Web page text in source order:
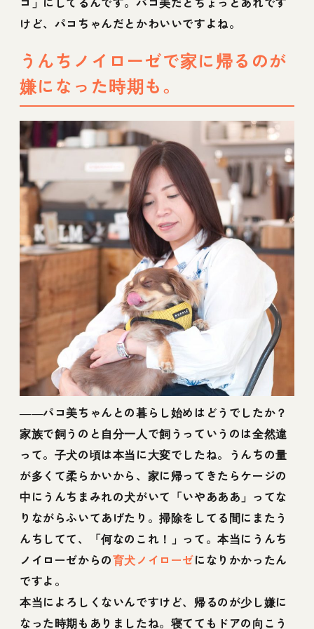
けど、パコちゃんだとかわいいですよね。
うんちノイローゼで家に帰るのが
嫌になった時期も。
――パコ美ちゃんとの暮らし始めはどうでしたか？
家族で飼うのと自分一人で飼うっていうのは全然違
って。子犬の頃は本当に大変でしたね。うんちの量
が多くて柔らかいから、家に帰ってきたらケージの
中にうんちまみれの犬がいて「いやあああ」ってな
りながらふいてあげたり。掃除をしてる間にまたう
んちしてて、「何なのこれ！」って。本当にうんち
ノイローゼからの育犬ノイローゼになりかかったん
ですよ。
本当によろしくないんですけど、帰るのが少し嫌に
なった時期もありましたね。寝ててもドアの向こう